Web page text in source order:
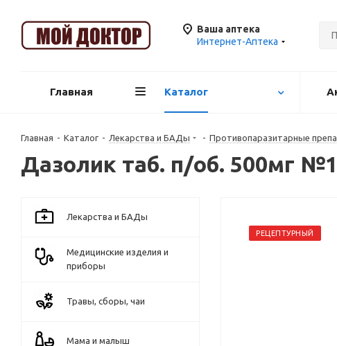
Ваша аптека
Интернет-Аптека
Главная Каталог
Главная - Каталог - Лекарства и БАДы - Противопаразитарные
Дазолик таб. п/об. 500мг
РЕЦЕПТУРНЫЙ
Лекарства и БАДы
Медицинские изделия и
приборы
Травы, сборы, чаи
Мама и малыш